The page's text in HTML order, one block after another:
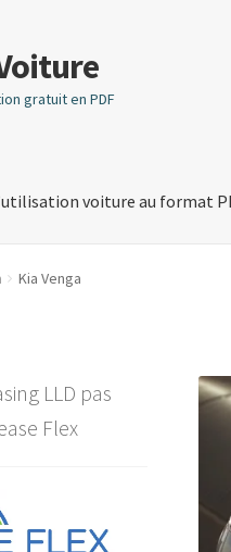
gratuit en PDF
voiture au format
Kia Venga
LLD pas
Flex